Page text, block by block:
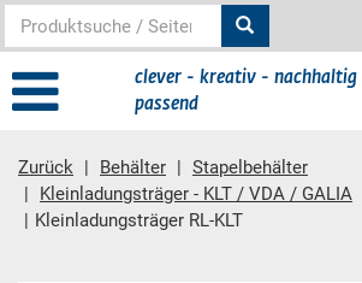
clever - kreativ - nachhaltig
passend
Zurück Behälter
Stapelbehälter
Kleinladungsträger - KLT / VDA / GALIA
Kleinladungsträger RL-KLT